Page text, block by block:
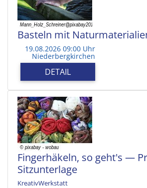
Basteln mit
19.08.2026 09:00 Uhr
Niederbergkirchen
DETAIL
Fingerhäkeln, so geht's —
Sitzunterlage
KreativWerkstatt